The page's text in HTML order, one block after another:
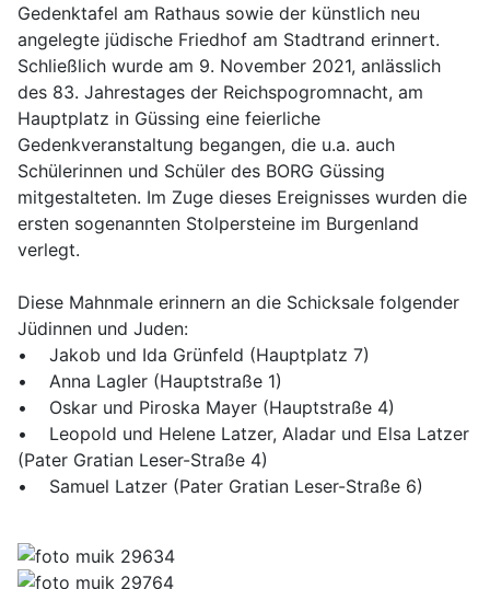
Gedenktafel am Rathaus sowie der künstlich neu
angelegte jüdische Friedhof am Stadtrand erinnert.
Schließlich wurde am 9. November 2021, anlässlich
des 83. Jahrestages der Reichspogromnacht, am
Hauptplatz in Güssing eine feierliche
Gedenkveranstaltung begangen, die u.a. auch
Schülerinnen und Schüler des BORG Güssing
mitgestalteten. Im Zuge dieses Ereignisses wurden die
ersten sogenannten Stolpersteine im Burgenland
verlegt.
Diese Mahnmale erinnern an die Schicksale folgender
Jüdinnen und Juden:
• Jakob und Ida Grünfeld (Hauptplatz 7)
• Anna Lagler (Hauptstraße 1)
• Oskar und Piroska Mayer (Hauptstraße 4)
• Leopold und Helene Latzer, Aladar und Elsa Latzer
(Pater Gratian Leser-Straße 4)
• Samuel Latzer (Pater Gratian Leser-Straße 6)